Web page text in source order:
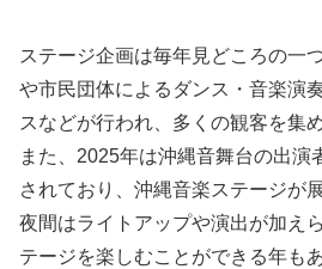
ステージ企画は毎年見どころの一
や市民団体によるダンス・音楽演
スなどが行われ、多くの観客を集
また、2025年は沖縄音舞台の出演
されており、沖縄音楽ステージが
夜間はライトアップや演出が加え
テージを楽しむことができる年も